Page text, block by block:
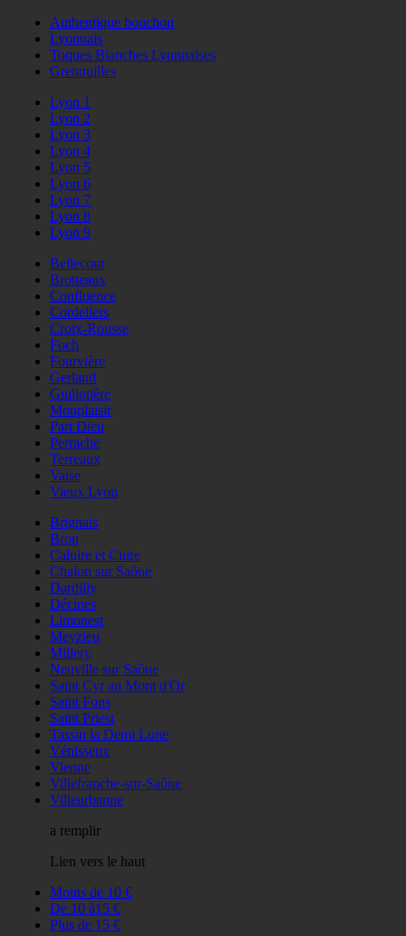
Authentique bouchon
Lyonnais
Toques Blanches Lyonnaises
Grenouilles
Lyon 1
Lyon 2
Lyon 3
Lyon 4
Lyon 5
Lyon 6
Lyon 7
Lyon 8
Lyon 9
Bellecour
Brotteaux
Confluence
Cordeliers
Croix-Rousse
Foch
Fourvière
Gerland
Guillotière
Monplaisir
Part Dieu
Perrache
Terreaux
Vaise
Vieux Lyon
Brignais
Bron
Caluire et Cuire
Chalon sur Saône
Dardilly
Décines
Limonest
Meyzieu
Millery
Neuville sur Saône
Saint Cyr au Mont d'Or
Saint Fons
Saint Priest
Tassin la Demi Lune
Vénisseux
Vienne
Villefranche-sur-Saône
Villeurbanne
a remplir
Lien vers le haut
Moins de 10 €
De 10 à15 €
Plus de 15 €